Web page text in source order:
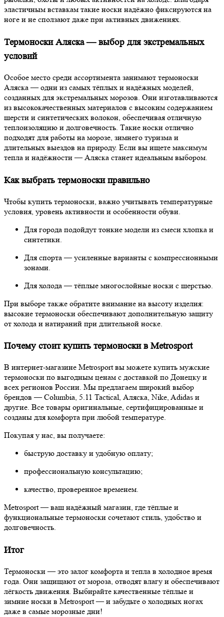
эластичным вставкам такие носки надёжно фиксируются на
ноге и не сползают даже при активных движениях.
Термоноски Аляска — выбор для экстремальных
условий
Особое место среди ассортимента занимают термоноски
Аляска — одни из самых тёплых и надёжных моделей,
созданных для экстремальных морозов. Они изготавливаются
из высококачественных материалов с высоким содержанием
шерсти и синтетических волокон, обеспечивая отличную
теплоизоляцию и долговечность. Такие носки отлично
подходят для работы на морозе, зимнего туризма и
длительных выездов на природу. Если вы ищете максимум
тепла и надёжности — Аляска станет идеальным выбором.
Как выбрать термоноски правильно
Чтобы купить термоноски, важно учитывать температурные
условия, уровень активности и особенности обуви.
Для города подойдут тонкие модели из смеси хлопка и
синтетики.
Для спорта — усиленные варианты с компрессионными
зонами.
Для холода — тёплые многослойные носки с шерстью.
При выборе также обратите внимание на высоту изделия:
высокие термоноски обеспечивают дополнительную защиту
от холода и натираний при длительной носке.
Почему стоит купить термоноски в Metrosport
В интернет-магазине Metrosport вы можете купить мужские
термоноски по выгодным ценам с доставкой по Донецку и
всех регионов России. Мы предлагаем широкий выбор
брендов — Columbia, 5.11 Tactical, Аляска, Nike, Adidas и
другие. Все товары оригинальные, сертифицированные и
созданы для комфорта при любой температуре.
Покупая у нас, вы получаете:
быструю доставку и удобную оплату;
профессиональную консультацию;
качество, проверенное временем.
Metrosport — ваш надёжный магазин, где тёплые и
функциональные термоноски сочетают стиль, удобство и
долговечность.
Итог
Термоноски — это залог комфорта и тепла в холодное время
года. Они защищают от мороза, отводят влагу и обеспечивают
лёгкость движения. Выбирайте качественные тёплые и
зимние носки в Metrosport — и забудьте о холодных ногах
даже в самые морозные дни!